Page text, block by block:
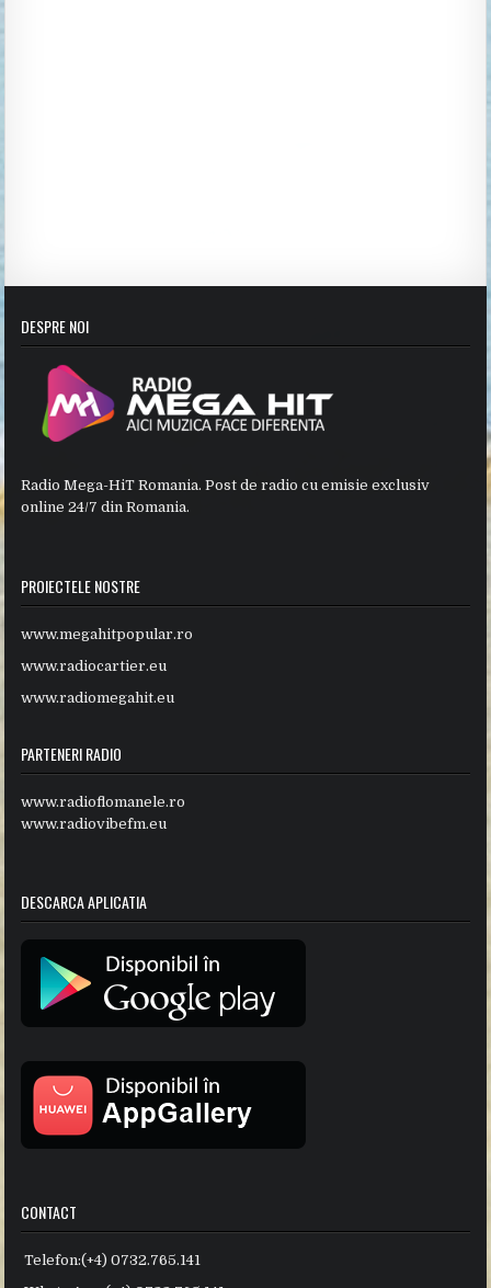
DESPRE NOI
Radio Mega-HiT Romania. Post de radio cu emisie exclusiv
online 24/7 din Romania.
PROIECTELE NOSTRE
www.megahitpopular.ro
www.radiocartier.eu
www.radiomegahit.eu
PARTENERI RADIO
www.radioflomanele.ro
www.radiovibefm.eu
DESCARCA APLICATIA
CONTACT
Telefon:(+4) 0732.765.141